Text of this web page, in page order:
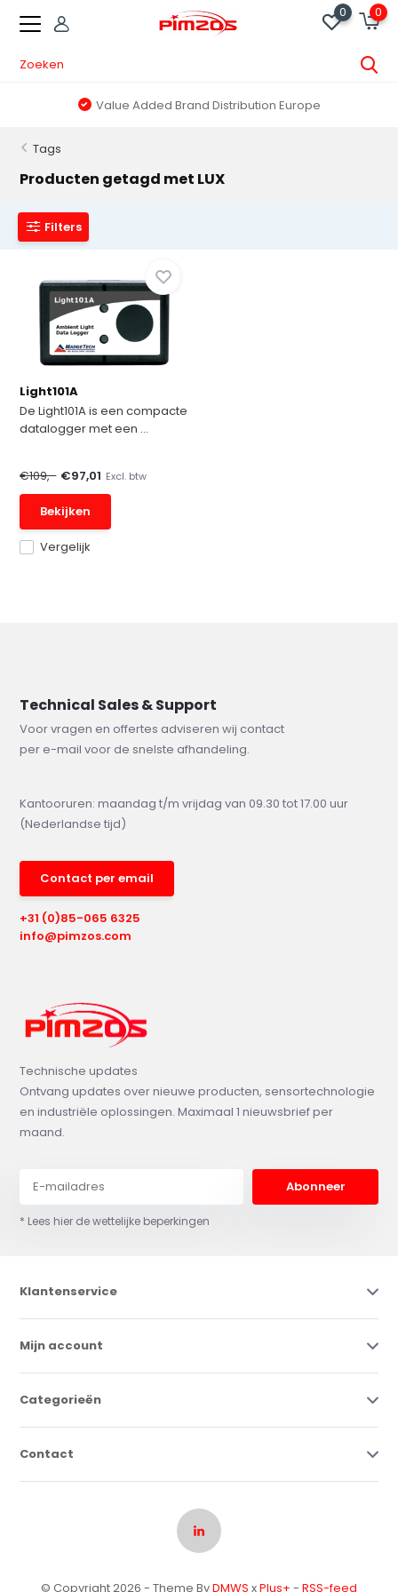
0 0
Value Added Brand Distribution Europe
Tags
Producten getagd met LUX
Filters
Light101A
De Light101A is een compacte
datalogger met een ...
Vergelijk
€109,- €97,01 Excl. btw
Bekijken
Technical Sales & Support
Voor vragen en offertes adviseren wij contact
per e-mail voor de snelste afhandeling.
Kantooruren: maandag t/m vrijdag van 09.30 tot 17.00 uur
(Nederlandse tijd)
Contact per email
+31 (0)85-065 6325
info@pimzos.com
Technische updates
Ontvang updates over nieuwe producten, sensortechnologie
en industriële oplossingen. Maximaal 1 nieuwsbrief per
maand.
Abonneer
* Lees hier de wettelijke beperkingen
Klantenservice
Mijn account
Categorieën
Contact
© Copyright 2026 - Theme ByDMWS xPlus+ - RSS-feed